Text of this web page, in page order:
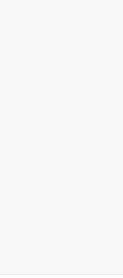
Früher musste man
unterschiedlichen
In der Rubrik